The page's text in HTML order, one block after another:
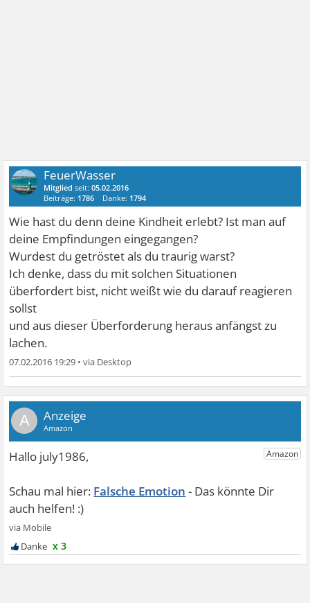
FeuerWasser
Mitglied seit:05.02.2016
Beiträge: 1786 Danke: 1794
Wie hast du denn deine Kindheit erlebt? Ist man auf
deine Empfindungen eingegangen?
Wurdest du getröstet als du traurig warst?
Ich denke, dass du mit solchen Situationen
überfordert bist, nicht weißt wie du darauf reagieren
sollst
und aus dieser Überforderung heraus anfängst zu
lachen.
07.02.2016 19:29 •
A
Falsche Emotion
x 3